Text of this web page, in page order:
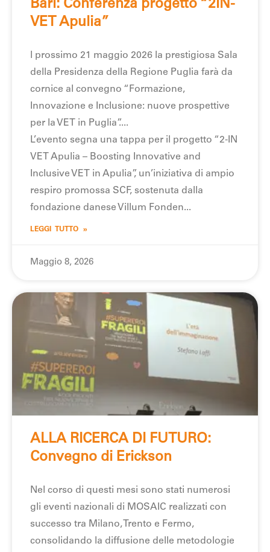
Bari: Conferenza progetto “2IN-
VET Apulia”
l prossimo 21 maggio 2026 la prestigiosa Sala
della Presidenza della Regione Puglia farà da
cornice al convegno “Formazione,
Innovazione e Inclusione: nuove prospettive
per la VET in Puglia”.
L’evento segna una tappa per il progetto “2-IN
VET Apulia – Boosting Innovative and
Inclusive VET in Apulia”, un’iniziativa di ampio
respiro promossa SCF, sostenuta dalla
fondazione danese Villum Fonden
LEGGI TUTTO »
Maggio 8, 2026
ALLA RICERCA DI FUTURO:
Convegno di Erickson
Nel corso di questi mesi sono stati numerosi
gli eventi nazionali di MOSAIC realizzati con
successo tra Milano, Trento e Fermo,
consolidando la diffusione delle metodologie